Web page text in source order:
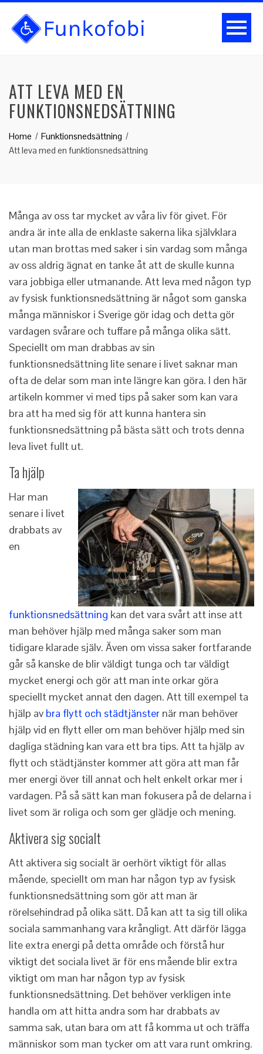
ATT LEVA MED EN
FUNKTIONSNEDSÄTTNING
Home
Funktionsnedsättning
Att leva med en funktionsnedsättning
Många av oss tar mycket av våra liv för givet. För
andra är inte alla de enklaste sakerna lika självklara
utan man brottas med saker i sin vardag som många
av oss aldrig ägnat en tanke åt att de skulle kunna
vara jobbiga eller utmanande. Att leva med någon typ
av fysisk funktionsnedsättning är något som ganska
många människor i Sverige gör idag och detta gör
vardagen svårare och tuffare på många olika sätt.
Speciellt om man drabbas av sin
funktionsnedsättning lite senare i livet saknar man
ofta de delar som man inte längre kan göra. I den här
artikeln kommer vi med tips på saker som kan vara
bra att ha med sig för att kunna hantera sin
funktionsnedsättning på bästa sätt och trots denna
leva livet fullt ut.
Ta hjälp
Har man
senare i livet
drabbats av
en
funktionsnedsättning kan det vara svårt att inse att
man behöver hjälp med många saker som man
tidigare klarade själv. Även om vissa saker fortfarande
går så kanske de blir väldigt tunga och tar väldigt
mycket energi och gör att man inte orkar göra
speciellt mycket annat den dagen. Att till exempel ta
hjälp av bra flytt och städtjänster när man behöver
hjälp vid en flytt eller om man behöver hjälp med sin
dagliga städning kan vara ett bra tips. Att ta hjälp av
flytt och städtjänster kommer att göra att man får
mer energi över till annat och helt enkelt orkar mer i
vardagen. På så sätt kan man fokusera på de delarna i
livet som är roliga och som ger glädje och mening.
Aktivera sig socialt
Att aktivera sig socialt är oerhört viktigt för allas
mående, speciellt om man har någon typ av fysisk
funktionsnedsättning som gör att man är
rörelsehindrad på olika sätt. Då kan att ta sig till olika
sociala sammanhang vara krångligt. Att därför lägga
lite extra energi på detta område och förstå hur
viktigt det sociala livet är för ens mående blir extra
viktigt om man har någon typ av fysisk
funktionsnedsättning. Det behöver verkligen inte
handla om att hitta andra som har drabbats av
samma sak, utan bara om att få komma ut och träffa
människor som man tycker om att vara runt omkring.